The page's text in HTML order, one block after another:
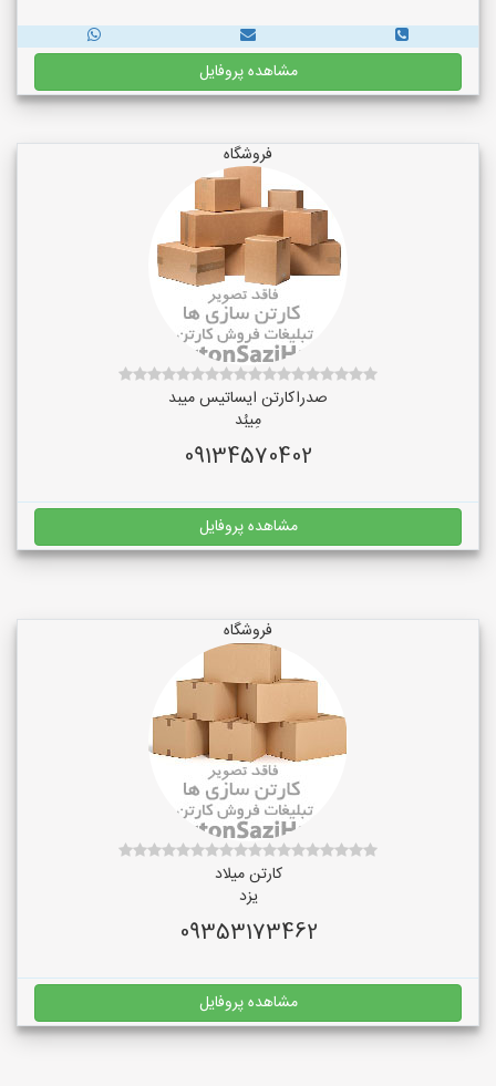
مشاهده پروفایل
فروشگاه
صدراکارتن ایساتیس میبد
مِیبُد
09134570402
مشاهده پروفایل
فروشگاه
کارتن میلاد
یزد
09353173462
مشاهده پروفایل